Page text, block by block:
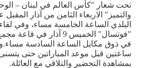
تحت شعار "كأس العالم في لبنان –
والتميز" الاربعاء الثامن من آذار
البلدي الساعة الخامسة مساء، وفي
"فوتسال" الخميس 9 آذار
في ذوق مكايل الساعة السادسة
ساعتين قبل موعد المباراتين حتى
بمشاهدة التحضير والتلاقي مع العائلة.